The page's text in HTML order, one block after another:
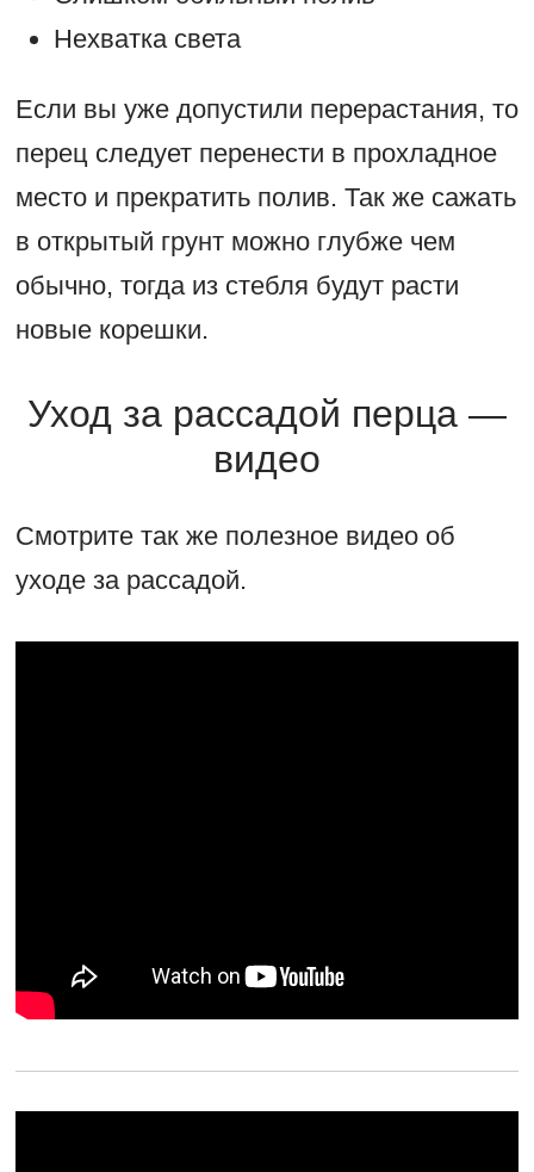
Нехватка света
Если вы уже допустили перерастания, то
перец следует перенести в прохладное
место и прекратить полив. Так же сажать
в открытый грунт можно глубже чем
обычно, тогда из стебля будут расти
новые корешки.
Уход за рассадой перца —
видео
Смотрите так же полезное видео об
уходе за рассадой.